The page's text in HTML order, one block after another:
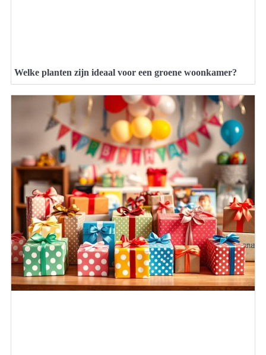
Welke planten zijn ideaal voor een groene woonkamer?